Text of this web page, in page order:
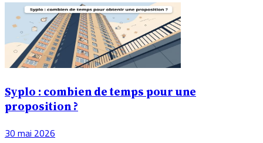
Syplo : combien de temps pour une
proposition ?
30 mai 2026